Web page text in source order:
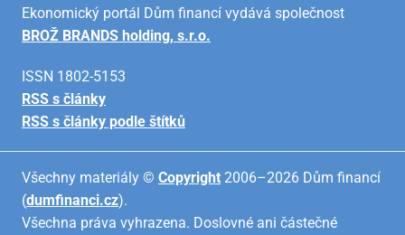
Ekonomický portál Dům financí vydává společnost
BROŽ BRANDS holding, s.r.o.
ISSN 1802-5153
RSS s články
RSS s články podle štítků
Všechny materiály © Copyright 2006–2026 Dům financí
(dumfinanci.cz).
Všechna práva vyhrazena. Doslovné ani částečné